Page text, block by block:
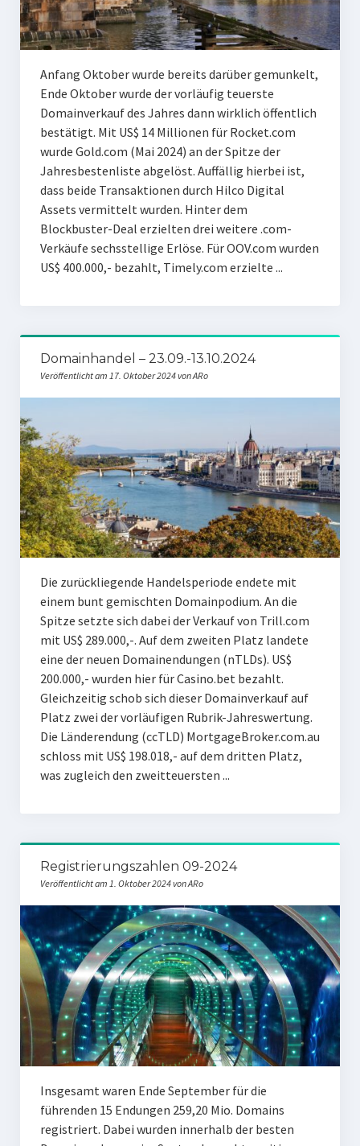
Anfang Oktober wurde bereits darüber gemunkelt,
Ende Oktober wurde der vorläufig teuerste
Domainverkauf des Jahres dann wirklich öffentlich
bestätigt. Mit US$ 14 Millionen für Rocket.com
wurde Gold.com (Mai 2024) an der Spitze der
Jahresbestenliste abgelöst. Auffällig hierbei ist,
dass beide Transaktionen durch Hilco Digital
Assets vermittelt wurden. Hinter dem
Blockbuster-Deal erzielten drei weitere .com-
Verkäufe sechsstellige Erlöse. Für OOV.com wurden
US$ 400.000,- bezahlt, Timely.com erzielte ...
Domainhandel – 23.09.-13.10.2024
Veröffentlicht am 17. Oktober 2024 von ARo
Die zurückliegende Handelsperiode endete mit
einem bunt gemischten Domainpodium. An die
Spitze setzte sich dabei der Verkauf von Trill.com
mit US$ 289.000,-. Auf dem zweiten Platz landete
eine der neuen Domainendungen (nTLDs). US$
200.000,- wurden hier für Casino.bet bezahlt.
Gleichzeitig schob sich dieser Domainverkauf auf
Platz zwei der vorläufigen Rubrik-Jahreswertung.
Die Länderendung (ccTLD) MortgageBroker.com.au
schloss mit US$ 198.018,- auf dem dritten Platz,
was zugleich den zweitteuersten ...
Registrierungszahlen 09-2024
Veröffentlicht am 1. Oktober 2024 von ARo
Insgesamt waren Ende September für die
führenden 15 Endungen 259,20 Mio. Domains
registriert. Dabei wurden innerhalb der besten